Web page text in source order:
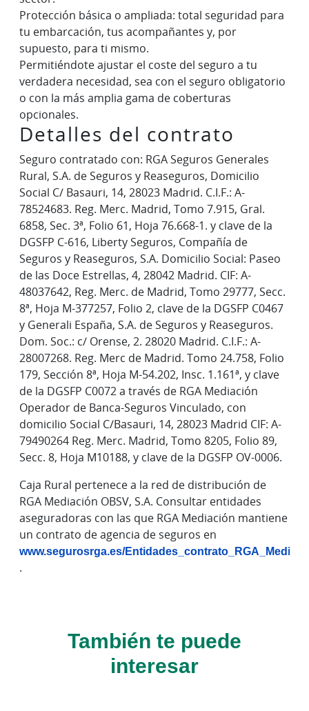
Protección básica o ampliada: total seguridad para
tu embarcación, tus acompañantes y, por
supuesto, para ti mismo.
Permitiéndote ajustar el coste del seguro a tu
verdadera necesidad, sea con el seguro obligatorio
o con la más amplia gama de coberturas
opcionales.
Detalles del contrato
Seguro contratado con: RGA Seguros Generales
Rural, S.A. de Seguros y Reaseguros, Domicilio
Social C/ Basauri, 14, 28023 Madrid. C.I.F.: A-
78524683. Reg. Merc. Madrid, Tomo 7.915, Gral.
6858, Sec. 3ª, Folio 61, Hoja 76.668-1. y clave de la
DGSFP C-616, Liberty Seguros, Compañía de
Seguros y Reaseguros, S.A. Domicilio Social: Paseo
de las Doce Estrellas, 4, 28042 Madrid. CIF: A-
48037642, Reg. Merc. de Madrid, Tomo 29777, Secc.
8ª, Hoja M-377257, Folio 2, clave de la DGSFP C0467
y Generali España, S.A. de Seguros y Reaseguros.
Dom. Soc.: c/ Orense, 2. 28020 Madrid. C.I.F.: A-
28007268. Reg. Merc de Madrid. Tomo 24.758, Folio
179, Sección 8ª, Hoja M-54.202, Insc. 1.161ª, y clave
de la DGSFP C0072 a través de RGA Mediación
Operador de Banca-Seguros Vinculado, con
domicilio Social C/Basauri, 14, 28023 Madrid CIF: A-
79490264 Reg. Merc. Madrid, Tomo 8205, Folio 89,
Secc. 8, Hoja M10188, y clave de la DGSFP OV-0006.
Caja Rural pertenece a la red de distribución de
RGA Mediación OBSV, S.A. Consultar entidades
aseguradoras con las que RGA Mediación mantiene
un contrato de agencia de seguros en
www.segurosrga.es/
.
También te puede
interesar